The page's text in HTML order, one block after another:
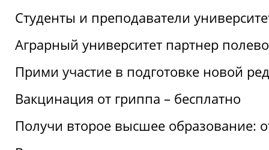
Студенты и преподаватели
Аграрный университет партнер
Прими участие в подготовке новой
Вакцинация от гриппа – бесплатно
Получи второе высшее образование: